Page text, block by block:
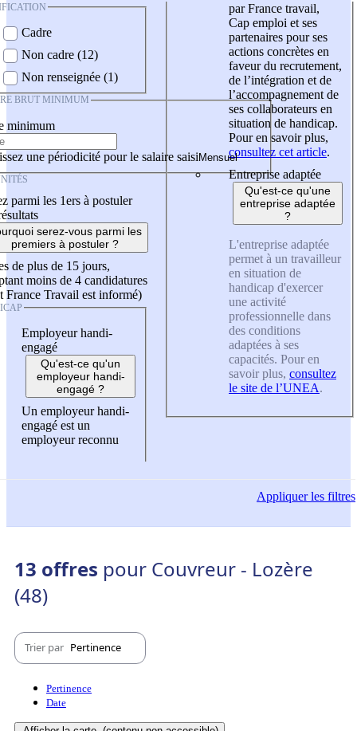
Cadre
Non cadre (12)
Non renseignée (1)
BRUT MINIMUM
minimum
une périodicité pour le salaire saisi
parmi les 1ers à postuler
serez-vous parmi les
premiers à postuler ?
de plus de 15 jours,
moins de 4 candidatures
France Travail est informé)
Employeur handi-
engagé
Qu'est-ce qu'un
employeur handi-
engagé ?
Un employeur handi-
engagé est un
employeur reconnu
par France travail,
Cap emploi et ses
partenaires pour ses
actions concrètes en
faveur du recrutement,
de l’intégration et de
l’accompagnement de
ses collaborateurs en
situation de handicap.
Pour en savoir plus,
consultez cet article.
Entreprise adaptée
Qu'est-ce qu'une
entreprise adaptée
?
L'entreprise adaptée
permet à un travailleur
en situation de
handicap d'exercer
une activité
professionnelle dans
des conditions
adaptées à ses
capacités. Pour en
savoir plus, consultez
le site de l’UNEA.
Appliquerles filtres
13 offres pour Couvreur - Lozère
(48)
Trier par Pertinence
Pertinence
Date